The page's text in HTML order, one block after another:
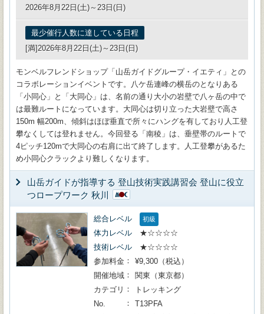
2026年8月22日(土)～23日(日)
最少催行人数に達している日程
[満]2026年8月22日(土)～23日(日)
モンベルフレンドショップ「山岳ガイドグループ・イエティ」との
コラボレーションイベントです。八ケ岳連峰の横岳のとなりある
「小同心」と「大同心」は、名前の通り大小の岩壁で八ヶ岳の中で
は最難ルートになっています。大同心は切り立った大岩壁で高さ
150m 幅200m、傾斜はほぼ垂直で所々にハングを有しており人工登
攀なくしては登れません。今回登る「南稜」は、垂壁帯のルートで
4ピッチ120mで大同心の右肩に出て終了します。人工登攀があるた
め小同心クラックより難しくなります。
山岳ガイドが指導する 登山技術実践講習会 登山に役立
つロープワーク 秋川
総合レベル 初級
体力レベル
★☆☆☆☆
技術レベル
★☆☆☆☆
参加料金
¥9,300（税込）
開催地域
関東（東京都）
カテゴリ
トレッキング
No.
T13PFA